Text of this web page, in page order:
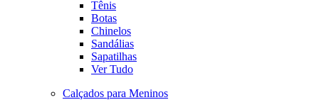
Tênis
Botas
Chinelos
Sandálias
Sapatilhas
Ver Tudo
Calçados para Meninos